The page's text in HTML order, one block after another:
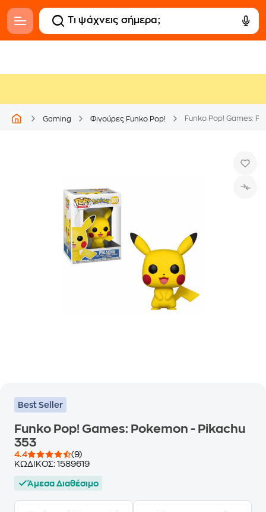
Gaming Φιγούρες Funko Pop! Funko Pop! Games:
Best Seller
Funko Pop! Games: Pokemon - Pikachu
353
4.4
(9)
ΚΩΔΙΚΟΣ: 1589619
Άμεσα Διαθέσιμο